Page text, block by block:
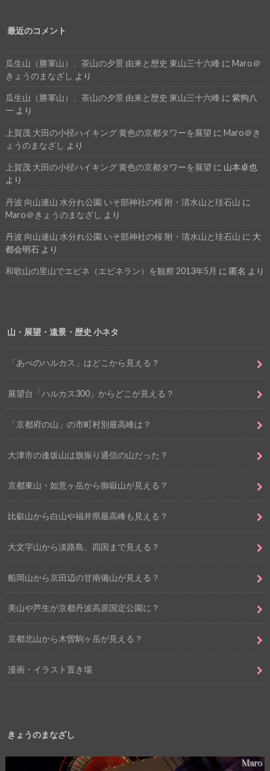
最近のコメント
瓜生山（勝軍山）、茶山の夕景 由来と歴史 東山三十六峰 に Maro＠
きょうのまなざし より
瓜生山（勝軍山）、茶山の夕景 由来と歴史 東山三十六峰 に 紫狗八
一 より
上賀茂 大田の小径ハイキング 黄色の京都タワーを展望 に Maro＠き
ょうのまなざし より
上賀茂 大田の小径ハイキング 黄色の京都タワーを展望 に 山本卓也
より
丹波 向山連山 水分れ公園 いそ部神社の桜 附・清水山と珪石山 に
Maro＠きょうのまなざし より
丹波 向山連山 水分れ公園 いそ部神社の桜 附・清水山と珪石山 に 大
都会明石より
和歌山の里山でエビネ（エビネラン）を観察 2013年5月 に 匿名 より
山・展望・遠景・歴史 小ネタ
「あべのハルカス」はどこから見える？
展望台「ハルカス300」からどこが見える？
「京都府の山」の市町村別最高峰は？
大津市の逢坂山は旗振り通信の山だった？
京都東山・如意ヶ岳から御嶽山が見える？
比叡山から白山や福井県最高峰も見える？
大文字山から淡路島、四国まで見える？
船岡山から京田辺の甘南備山が見える？
美山や芦生が京都丹波高原国定公園に？
京都北山から木曽駒ヶ岳が見える？
漫画・イラスト置き場
きょうのまなざし